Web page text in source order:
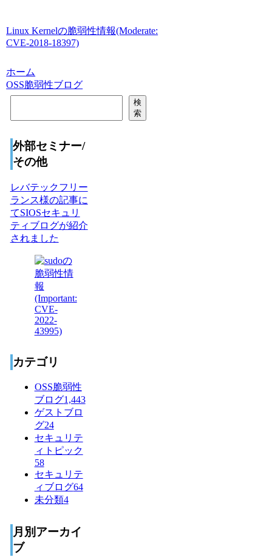
Linux Kernelの脆弱性情報(Moderate:
CVE-2018-18397)
ホーム
OSS脆弱性ブログ
検
索
外部セミナー/
その他
レバテックフリー
ランス様の記事に
てSIOSセキュリ
ティブログが紹介
されました
カテゴリ
OSS脆弱性
ブログ1,443
ゲストブロ
グ24
セキュリテ
ィトピック
58
セキュリテ
ィブログ64
未分類4
月別アーカイ
ブ